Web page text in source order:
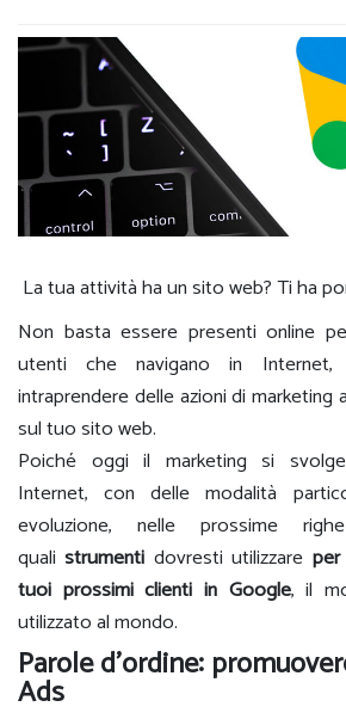
La tua attività ha un sito web? Ti ha
Non basta essere presenti online
utenti che navigano in
intraprendere delle azioni di marketing
sul tuo sito web.
Poiché oggi il marketing si
Internet, con delle modalità
evoluzione, nelle prossime
qualistrumenti dovresti utilizzare
tuoi prossimi clienti in Google, il
utilizzato al mondo.
Parole d’ordine:
Ads